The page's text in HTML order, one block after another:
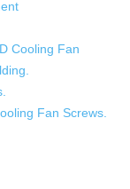
Cooling Fan
Fan Screws.